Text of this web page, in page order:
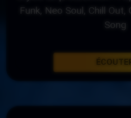
Funk, Neo Soul, Chill
Song